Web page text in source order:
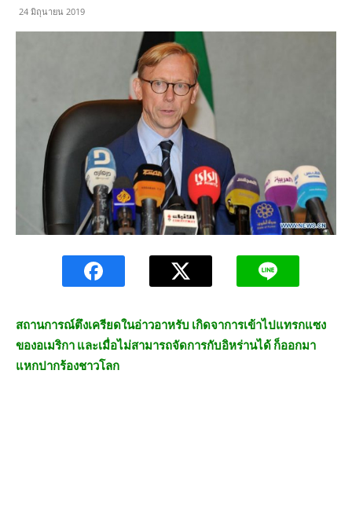
24 มิถุนายน 2019
สถานการณ์ตึงเครียดในอ่าวอาหรับ เกิดจาการเข้าไปแทรกแซง
ของอเมริกา และเมื่อไม่สามารถจัดการกับอิหร่านได้ ก็ออกมา
แหกปากร้องชาวโลก